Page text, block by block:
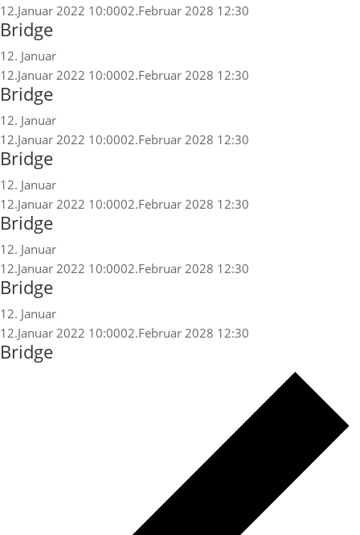
12.Januar 2022 10:0002.Februar 2028 12:30
Bridge
12. Januar
12.Januar 2022 10:0002.Februar 2028 12:30
Bridge
12. Januar
12.Januar 2022 10:0002.Februar 2028 12:30
Bridge
12. Januar
12.Januar 2022 10:0002.Februar 2028 12:30
Bridge
12. Januar
12.Januar 2022 10:0002.Februar 2028 12:30
Bridge
12. Januar
12.Januar 2022 10:0002.Februar 2028 12:30
Bridge